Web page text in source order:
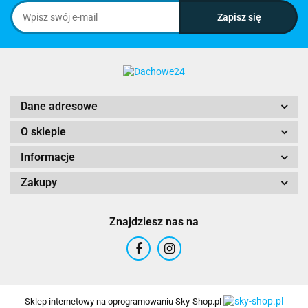
Dane adresowe
O sklepie
Informacje
Zakupy
Znajdziesz nas na
Sklep internetowy na oprogramowaniu Sky-Shop.pl